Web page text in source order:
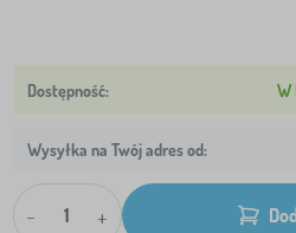
W
Wysyłka na Twój adres od:
- +